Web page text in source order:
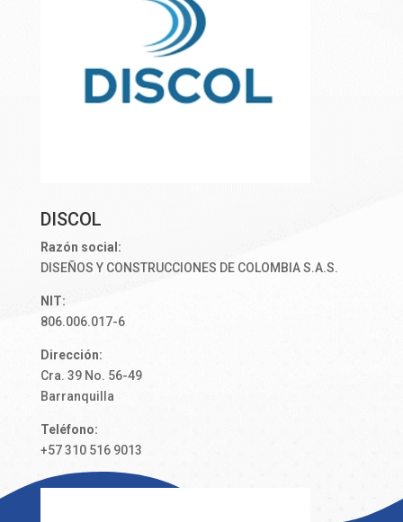
DISCOL
Razón social:
DISEÑOS Y CONSTRUCCIONES DE COLOMBIA S.A.S.
NIT:
806.006.017-6
Dirección:
Cra. 39 No. 56-49
Barranquilla
Teléfono:
+57 310 516 9013